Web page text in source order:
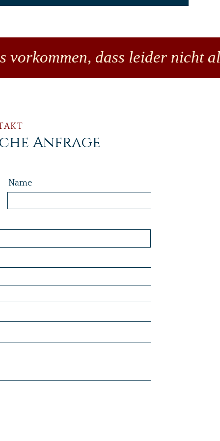
vorkommen, dass leider
Anfrage
Name